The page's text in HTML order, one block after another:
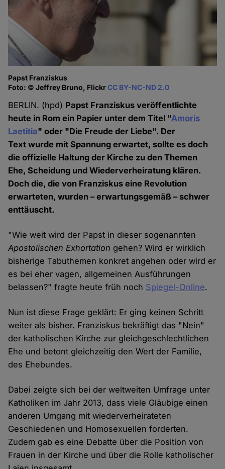
Papst Franziskus
Foto: © Jeffrey Bruno, FlickrCC BY-NC-ND 2.0
BERLIN. (hpd) Papst Franziskus veröffentlichte
heute in Rom ein Papier unter dem Titel "Amoris
Laetitia" oder "Die Freude der Liebe". Der
Text wurde mit Spannung erwartet, sollte es doch
die offizielle Haltung der Kirche zu den Themen
Ehe, Scheidung und Wiederverheiratung klären.
Doch die, die von Franziskus eine Revolution
erwarteten, wurden – erwartungsgemäß – schwer
enttäuscht.
"Wie weit wird der Papst in dieser sogenannten
Apostolischen Exhortation gehen? Wird er wirklich
bisherige Tabuthemen konkret angehen oder wird er
es bei eher vagen, allgemeinen Ausführungen
belassen?" fragte heute früh noch Spiegel-Online.
Nun ist diese Frage geklärt: Er ging keinen Schritt
weiter als bisher. Franziskus bekräftigt das "Nein"
der katholischen Kirche zur gleichgeschlechtlichen
Ehe und betont gleichzeitig den Wert der Familie,
des Ehebundes.
Dabei zeigte sich bei der weltweiten Umfrage unter
Katholiken im Jahr 2013, dass viele Gläubige einen
anderen Umgang mit wiederverheirateten
Geschiedenen und Homosexuellen forderten.
Zudem gab es eine Debatte über die Position von
Frauen in der Kirche und über die Rolle katholischer